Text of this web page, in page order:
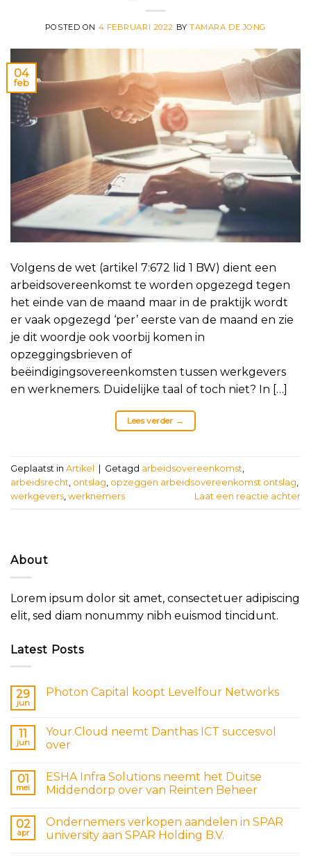
POSTED ON 4 FEBRUARI 2022 BYTAMARA DE JONG
04
feb
Volgens de wet (artikel 7:672 lid 1 BW) dient een
arbeidsovereenkomst te worden opgezegd tegen
het einde van de maand maar in de praktijk wordt
er vaak opgezegd ‘per’ eerste van de maand en zie
je dit woordje ook voorbij komen in
opzeggingsbrieven of
beëindigingsovereenkomsten tussen werkgevers
en werknemers. Duidelijke taal of toch niet? In […]
Lees verder →
Geplaatst in Artikel | Getagd arbeidsovereenkomst
arbeidsrecht ontslag opzeggen arbeidsovereenkomst ontslag
werkgevers werknemers Laat een reactie achter
About
Lorem ipsum dolor sit amet, consectetuer adipiscing
elit, sed diam nonummy nibh euismod tincidunt.
Latest Posts
29
jun
Photon Capital koopt Levelfour Networks
11
jun
Your.Cloud neemt Danthas ICT succesvol
over
01
mei
ESHA Infra Solutions neemt het Duitse
Middendorp over van Reinten Beheer
02
apr
Ondernemers verkopen aandelen in SPAR
university aan SPAR Holding B.V.